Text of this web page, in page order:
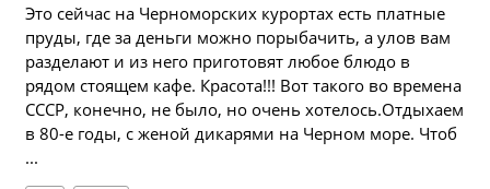
Это сейчас на Черноморских курортах есть платные
пруды, где за деньги можно порыбачить, а улов вам
разделают и из него приготовят любое блюдо в
рядом стоящем кафе. Красота!!! Вот такого во времена
СССР, конечно, не было, но очень хотелось.Отдыхаем
в 80-е годы, с женой дикарями на Черном море. Чтоб
...